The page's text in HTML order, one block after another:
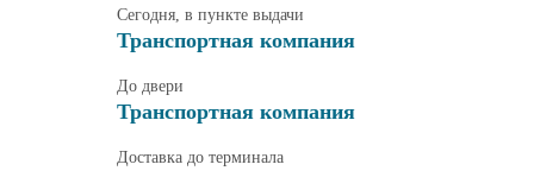
Сегодня, в пункте выдачи
Транспортная компания
До двери
Транспортная компания
Доставка до терминала